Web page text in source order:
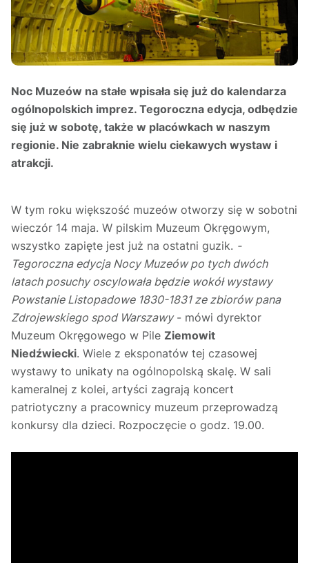
Noc Muzeów na stałe wpisała się już do kalendarza
ogólnopolskich imprez. Tegoroczna edycja, odbędzie
się już w sobotę, także w placówkach w naszym
regionie. Nie zabraknie wielu ciekawych wystaw i
atrakcji.
W tym roku większość muzeów otworzy się w sobotni
wieczór 14 maja. W pilskim Muzeum Okręgowym,
wszystko zapięte jest już na ostatni guzik. -
Tegoroczna edycja Nocy Muzeów po tych dwóch
latach posuchy oscylowała będzie wokół wystawy
Powstanie Listopadowe 1830-1831 ze zbiorów pana
Zdrojewskiego spod Warszawy- mówi dyrektor
Muzeum Okręgowego w Pile Ziemowit
Niedźwiecki. Wiele z eksponatów tej czasowej
wystawy to unikaty na ogólnopolską skalę. W sali
kameralnej z kolei, artyści zagrają koncert
patriotyczny a pracownicy muzeum przeprowadzą
konkursy dla dzieci. Rozpoczęcie o godz. 19.00.